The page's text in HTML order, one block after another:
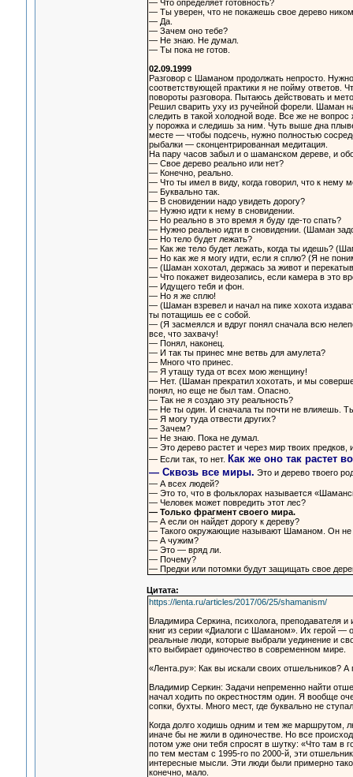
— Что определяет готовность?
— Ты уверен, что не покажешь свое дерево
— Да.
— Зачем оно тебе?
— Не знаю. Не думал.
— Ты пока не готов.
02.09.1999
Разговор с Шаманом продолжать непросто.
соответствующей практики я не пойму ответов.
повороты разговора. Пытаюсь действовать и
Решил сварить уху из ручейной форели. Шаман
следить в такой холодной воде. Все же не
у порожка и следишь за ним. Чуть выше дна
месте — чтобы подсечь, нужно полностью
рыбалки — сконцентрированная медитация.
На пару часов забыл и о шаманском дереве, и
— Свое дерево реально или нет?
— Конечно, реально.
— Что ты имел в виду, когда говорил, что к нему
— Буквально так.
— В сновидении надо увидеть дорогу?
— Нужно идти к нему в сновидении.
— Но реально в это время я буду где-то спать?
— Нужно реально идти в сновидении. (Шаман
— Но тело будет лежать?
— Как же тело будет лежать, когда ты идешь?
— Но как же я могу идти, если я сплю? (Я не
— (Шаман хохотал, держась за живот и
— Что покажет видеозапись, если камера в это
— Идущего тебя и фон.
— Но я же сплю!
— (Шаман взревел и начал на пике хохота
ты потащишь ее с собой.
— (Я засмеялся и вдруг понял сначала всю
все, что захвачу!
— Понял, наконец.
— И так ты принес мне ветвь для амулета?
— Много что принес.
— Я утащу туда от всех мою женщину!
— Нет. (Шаман прекратил хохотать, и мы
понял, но еще не был там. Опасно.
— Так не я создаю эту реальность?
— Не ты один. И сначала ты почти не влияешь.
— Я могу туда отвести других?
— Зачем?
— Не знаю. Пока не думал.
— Это дерево растет и через мир твоих предков,
— Если так, то нет. Как же оно так растет
— Сквозь все миры. Это и дерево твоего
— А всех людей?
— Это то, что в фольклорах называется
— Человек может повредить этот лес?
— Только фрагмент своего мира.
— А если он найдет дорогу к дереву?
— Такого окружающие называют Шаманом. Он не
— А чужим?
— Это — вряд ли.
— Почему?
— Предки или потомки будут защищать свое
Цитата:
https://lenta.ru/articles/2017/06/25/shamanism/
Владимира Серкина, психолога, преподавателя и
книг из серии «Диалоги с Шаманом». Их герой —
реальные люди, которые выбрали уединение и
кто выбирает одиночество в современном мире.
«Лента.ру»: Как вы искали своих отшельников?
Владимир Серкин: Задачи непременно найти
начал ходить по окрестностям один. Я вообще
сопки, бухты. Много мест, где буквально не
Когда долго ходишь одним и тем же маршрутом,
иначе бы не жили в одиночестве. Но все
потом уже они тебя спросят в шутку: «Что там в
по тем местам с 1995-го по 2000-й, эти
интересные мысли. Эти люди были примерно
конечно, мало.